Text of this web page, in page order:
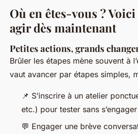
Où en êtes-vous ?
agir dès maintenant
Petites actions, grands
Brûler les étapes mène souvent à
vaut avancer par étapes simples,
📌 S’inscrire à un atelier
etc.) pour tester sans s’engager
💬 Engager une brève